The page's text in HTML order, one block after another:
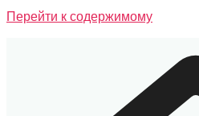
Перейти к содержимому